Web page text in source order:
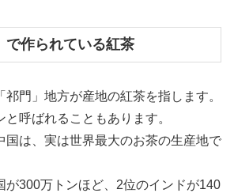
で作られている紅茶
門」地方が産地の紅茶を指します。
呼ばれることもあります。
国は、実は世界最大のお茶の生産地で
が300万トンほど、2位のインドが140